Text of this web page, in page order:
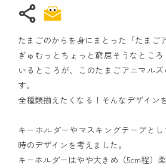
share
たまごのからを身にまとった「たまご
ぎゅむっとちょっと窮屈そうなとこ
いるところが、このたまごアニマル
す。
全種類揃えたくなる！そんなデザイン
キーホルダーやマスキングテープと
時のデザインを考えました。
キーホルダーはやや大きめ（5cm程）